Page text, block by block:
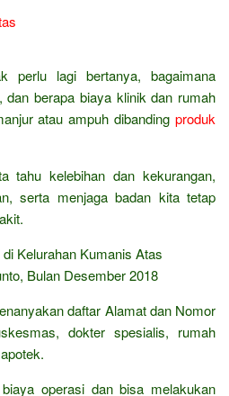
perlu lagi bertanya, bagaimana
dan berapa biaya klinik dan rumah
atau ampuh dibanding produk
tahu kelebihan dan kekurangan,
serta menjaga badan kita tetap
Kelurahan Kumanis Atas
Bulan Desember 2018
daftar Alamat dan Nomor
dokter spesialis, rumah
operasi dan bisa melakukan